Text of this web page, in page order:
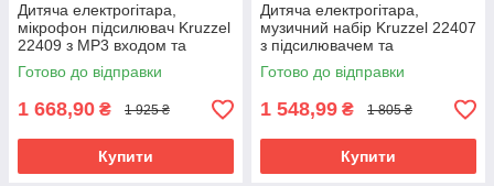
Дитяча електрогітара,
мікрофон підсилювач Kruzzel
22409 з MP3 входом та
миготливими вогнями
Готово до відправки
1 668,90 ₴ 1 925 ₴
Купити
Дитяча електрогітара,
музичний набір Kruzzel 22407
з підсилювачем та
мікрофоном
Готово до відправки
1 548,99 ₴ 1 805 ₴
Купити